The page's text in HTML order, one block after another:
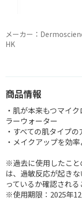
メーカー：
HK
商品情報
・肌が本来もつマイ
ラーウォーター
・すべての肌タイプ
・メイクアップを効
※過去に使用したこと
は、過敏反応が起き
っているか確認される
※使用期限：2025年12